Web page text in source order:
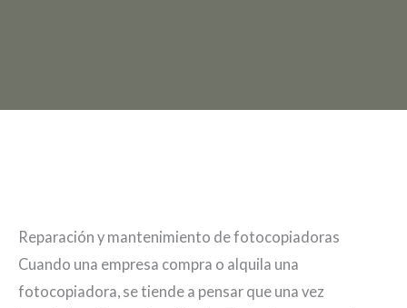
Reparación y mantenimiento de fotocopiadoras
Cuando una empresa compra o alquila una
fotocopiadora, se tiende a pensar que una vez